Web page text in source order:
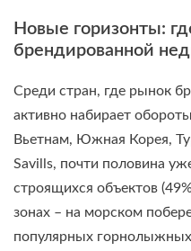
Новые горизонты:
брендированной
Среди стран, где рынок
активно набирает
Вьетнам, Южная Корея,
Savills, почти половина
строящихся объектов
зонах – на морском
популярных горнолыжных